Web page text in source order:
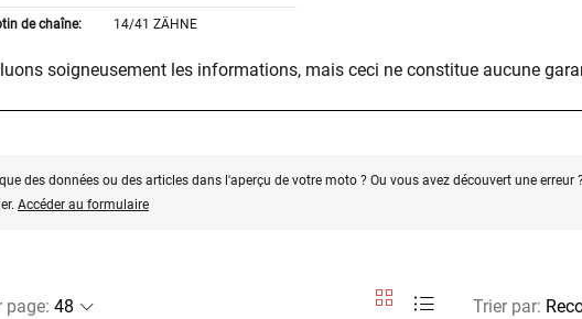
de chaîne: 14/41 ZÄHNE
soigneusement les informations, mais ceci ne constitue aucune
des données ou des articles dans l'aperçu de votre moto ? Ou vous avez découvert une erreur
Accéder au formulaire
page: Trier par: